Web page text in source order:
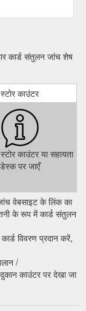
कार्ड संतुलन जांच शेष
स्टोर काउंटर
काउंटर या सहायता
डेस्क पर जाएँ
वेबसाइट के लिंक का
के रूप में कार्ड संतुलन
विवरण प्रदान करें,
/
काउंटर पर देखा जा